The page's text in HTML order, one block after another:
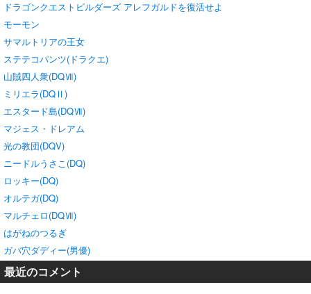
ドラゴンクエストビルダーズ アレフガルドを復活せよ
モーモン
サマルトリアの王女
ステテコパンツ(ドラクエ)
山賊四人衆(DQⅦ)
ミリエラ(DQⅡ)
エスタード島(DQⅦ)
マジェス・ドレアム
光の教団(DQV)
ニードルうさこ(DQ)
ロッキー(DQ)
オルテガ(DQ)
マルチェロ(DQⅦ)
はがねのつるぎ
ガバ穴ダディー(男優)
最近のコメント